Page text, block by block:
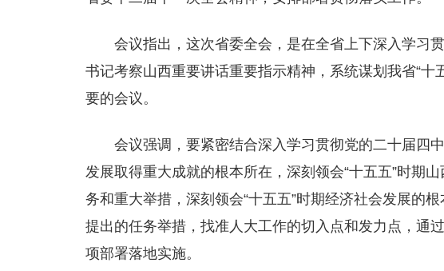
会议指出，这次省委全会，是在全省上下深入学习
书记考察山西重要讲话重要指示精神，系统谋划我省“十
要的会议。
会议强调，要紧密结合深入学习贯彻党的二十届四
发展取得重大成就的根本所在，深刻领会“十五五”时期
务和重大举措，深刻领会“十五五”时期经济社会发展的
提出的任务举措，找准人大工作的切入点和发力点，通
项部署落地实施。